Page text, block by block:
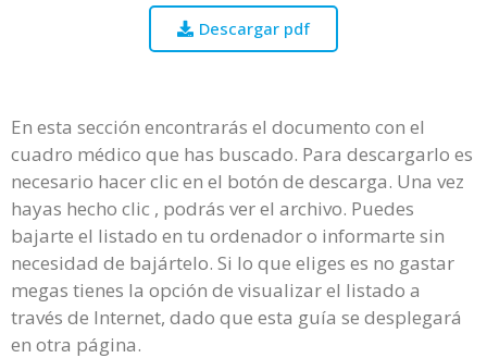
Descargar pdf
En esta sección encontrarás el documento con el
cuadro médico que has buscado. Para descargarlo es
necesario hacer clic en el botón de descarga. Una vez
hayas hecho clic , podrás ver el archivo. Puedes
bajarte el listado en tu ordenador o informarte sin
necesidad de bajártelo. Si lo que eliges es no gastar
megas tienes la opción de visualizar el listado a
través de Internet, dado que esta guía se desplegará
en otra página.